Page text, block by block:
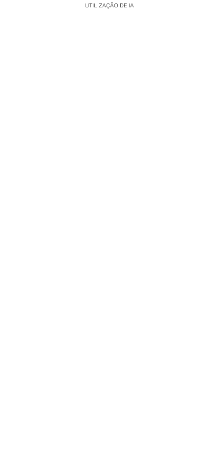
UTILIZAÇÃO DE IA